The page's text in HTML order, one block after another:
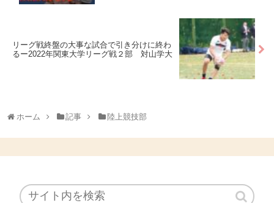
リーグ戦終盤の大事な試合で引き分けに終わ
るー2022年関東大学リーグ戦２部 対山学大
ホーム 記事 陸上競技部